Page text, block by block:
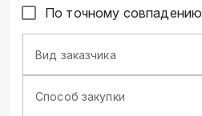
По точному совпадению
Вид заказчика
Способ закупки